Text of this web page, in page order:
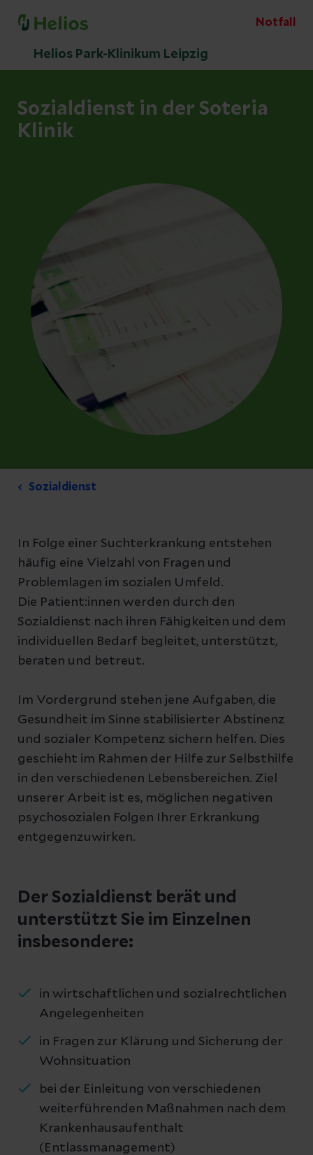
Notfall
Helios Park-Klinikum Leipzig
Sozialdienst in der Soteria
Klinik
Sozialdienst
In Folge einer Suchterkrankung entstehen
häufig eine Vielzahl von Fragen und
Problemlagen im sozialen Umfeld.
Die Patient:innen werden durch den
Sozialdienst nach ihren Fähigkeiten und dem
individuellen Bedarf begleitet, unterstützt,
beraten und betreut.
Im Vordergrund stehen jene Aufgaben, die
Gesundheit im Sinne stabilisierter Abstinenz
und sozialer Kompetenz sichern helfen. Dies
geschieht im Rahmen der Hilfe zur Selbsthilfe
in den verschiedenen Lebensbereichen. Ziel
unserer Arbeit ist es, möglichen negativen
psychosozialen Folgen Ihrer Erkrankung
entgegenzuwirken.
Der Sozialdienst berät und
unterstützt Sie im Einzelnen
insbesondere:
in wirtschaftlichen und sozialrechtlichen
Angelegenheiten
in Fragen zur Klärung und Sicherung der
Wohnsituation
bei der Einleitung von verschiedenen
weiterführenden Maßnahmen nach dem
Krankenhausaufenthalt
(Entlassmanagement)